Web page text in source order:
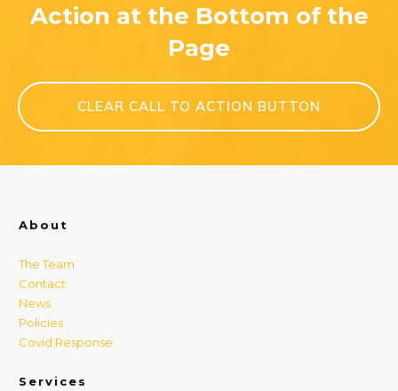
Action at the Bottom of the
Page
CLEAR CALL TO ACTION BUTTON
About
The Team
Contact
News
Policies
Covid Response
Services